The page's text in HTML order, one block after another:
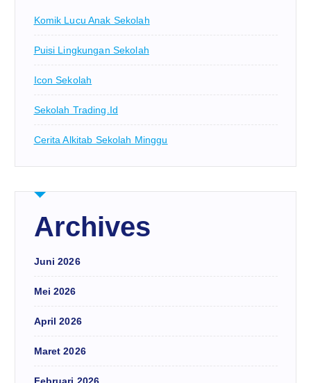
Komik Lucu Anak Sekolah
Puisi Lingkungan Sekolah
Icon Sekolah
Sekolah Trading.id
Cerita Alkitab Sekolah Minggu
Archives
Juni 2026
Mei 2026
April 2026
Maret 2026